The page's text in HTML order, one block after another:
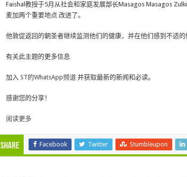
Faishal教授于5月从社会和家庭发展部长Masagos Masagos
麦加两个重要地点 改进了。
他敦促返回的朝圣者继续监测他们的健康，并在他们感到不适的
有关此主题的更多信息
加入 ST的WhatsApp频道并获取最新的新闻和必读。
感谢您的分享！
阅读更多
Share Facebook Twitter Stumbleupon